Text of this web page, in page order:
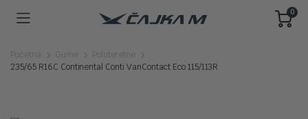
0
Početna Gume
Poluteretne
235/65 R16C Continental Conti VanContact Eco 115/113R